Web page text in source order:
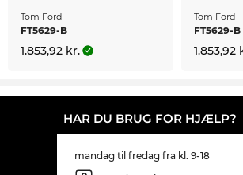
Tom Ford
FT5629-B
1.853,92 kr.
Tom Ford
FT5629-B
1.853,92
HAR DU BRUG FOR HJÆLP?
mandag til fredag fra kl. 9-18